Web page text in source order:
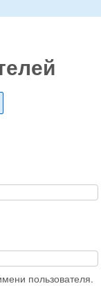
пользователя.